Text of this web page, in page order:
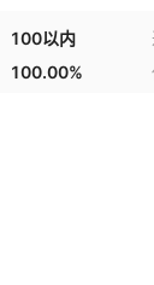
100以内
100.00%